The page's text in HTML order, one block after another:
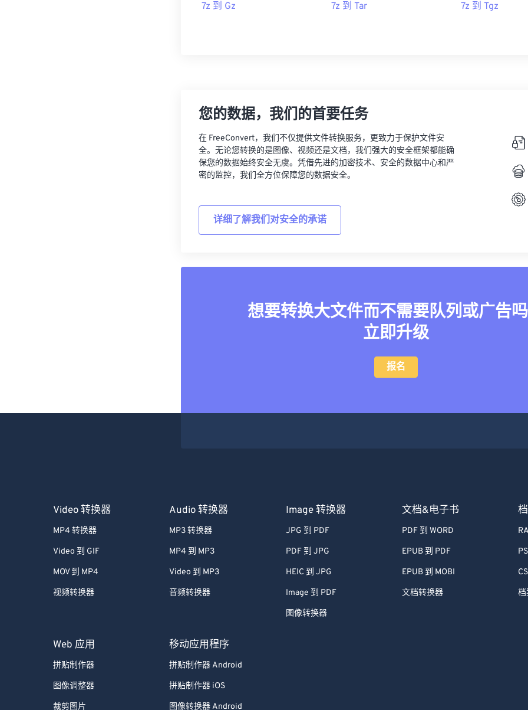
7z 到 Gz 7z 到 Tar 7z 到 Tgz
您的数据，我们的首要任务
在 FreeConvert，我们不仅提供文件转换服务，更致力于保护文件安
全。无论您转换的是图像、视频还是文档，我们强大的安全框架都能确
保您的数据始终安全无虞。凭借先进的加密技术、安全的数据中心和严
密的监控，我们全方位保障您的数据安全。
详细了解我们对安全的承诺
想要转换大文件而不需要队列或广告吗
立即升级
报名
Video 转换器
MP4 转换器
Video 到 GIF
MOV 到 MP4
视频转换器
Audio 转换器
MP3 转换器
MP4 到 MP3
Video 到 MP3
音频转换器
Image 转换器
JPG 到 PDF
PDF 到 JPG
HEIC 到 JPG
Image 到 PDF
图像转换器
文档&电子书
PDF 到 WORD
EPUB 到 PDF
EPUB 到 MOBI
文档转换器 档
Web 应用
拼贴制作器
图像调整器
裁剪图片
移动应用程序
拼贴制作器 Android
拼贴制作器 iOS
图像转换器 Android